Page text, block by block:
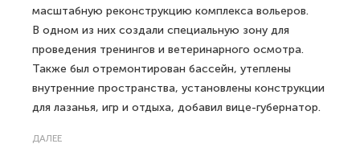
масштабную реконструкцию комплекса вольеров.
В одном из них создали специальную зону для
проведения тренингов и ветеринарного осмотра.
Также был отремонтирован бассейн, утеплены
внутренние пространства, установлены конструкции
для лазанья, игр и отдыха, добавил вице-губернатор.
ДАЛЕЕ